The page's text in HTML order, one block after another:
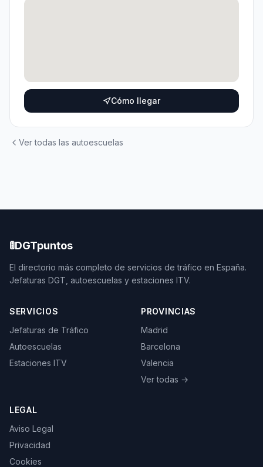
Cómo llegar
Ver todas las autoescuelas
🚦DGTpuntos
El directorio más completo de servicios de tráfico en España.
Jefaturas DGT, autoescuelas y estaciones ITV.
SERVICIOS
Jefaturas de Tráfico
Autoescuelas
Estaciones ITV
PROVINCIAS
Madrid
Barcelona
Valencia
Ver todas →
LEGAL
Aviso Legal
Privacidad
Cookies